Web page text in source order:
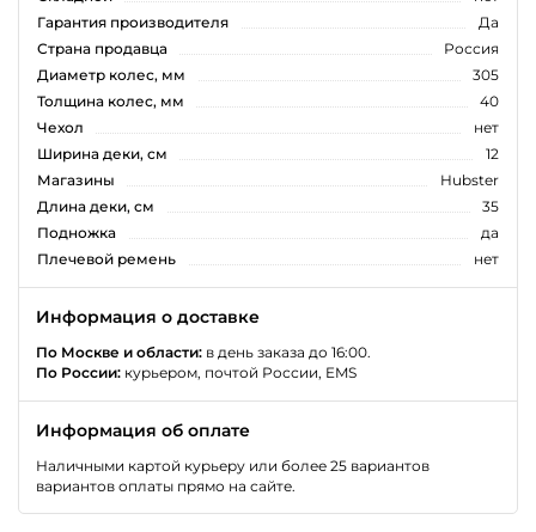
Гарантия производителя
Да
Страна продавца
Россия
Диаметр колес, мм
305
Толщина колес, мм
40
Чехол
нет
Ширина деки, см
12
Магазины
Hubster
Длина деки, см
35
Подножка
да
Плечевой ремень
нет
Информация о доставке
По Москве и области: в день заказа до 16:00.
По России: курьером, почтой России, EMS
Информация об оплате
Наличными картой курьеру или более 25 вариантов
вариантов оплаты прямо на сайте.